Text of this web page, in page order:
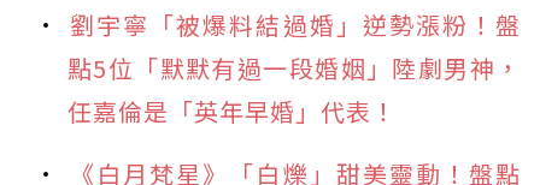
劉宇寧「被爆料結過婚」逆勢漲粉！盤
點5位「默默有過一段婚姻」陸劇男神，
任嘉倫是「英年早婚」代表！
《白月梵星》「白爍」甜美靈動！盤點